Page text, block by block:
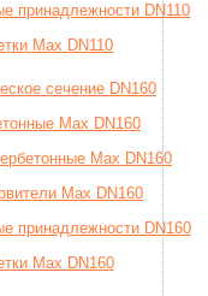
принадлежности DN110
Max DN110
сечение DN160
Max DN160
Max DN160
Max DN160
принадлежности DN160
Max DN160